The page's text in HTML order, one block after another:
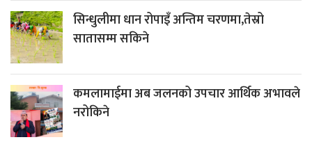
सिन्धुलीमा धान रोपाइँ अन्तिम चरणमा,तेस्रो
सातासम्म सकिने
कमलामाईमा अब जलनको उपचार आर्थिक अभावले
नरोकिने